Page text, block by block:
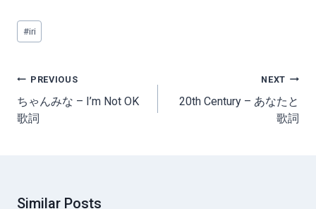
Post
Tags:
#iri
Post
navigation
PREVIOUS
ちゃんみな – I’m Not OK
歌詞
NEXT
20th Century – あなたと
歌詞
Similar Posts